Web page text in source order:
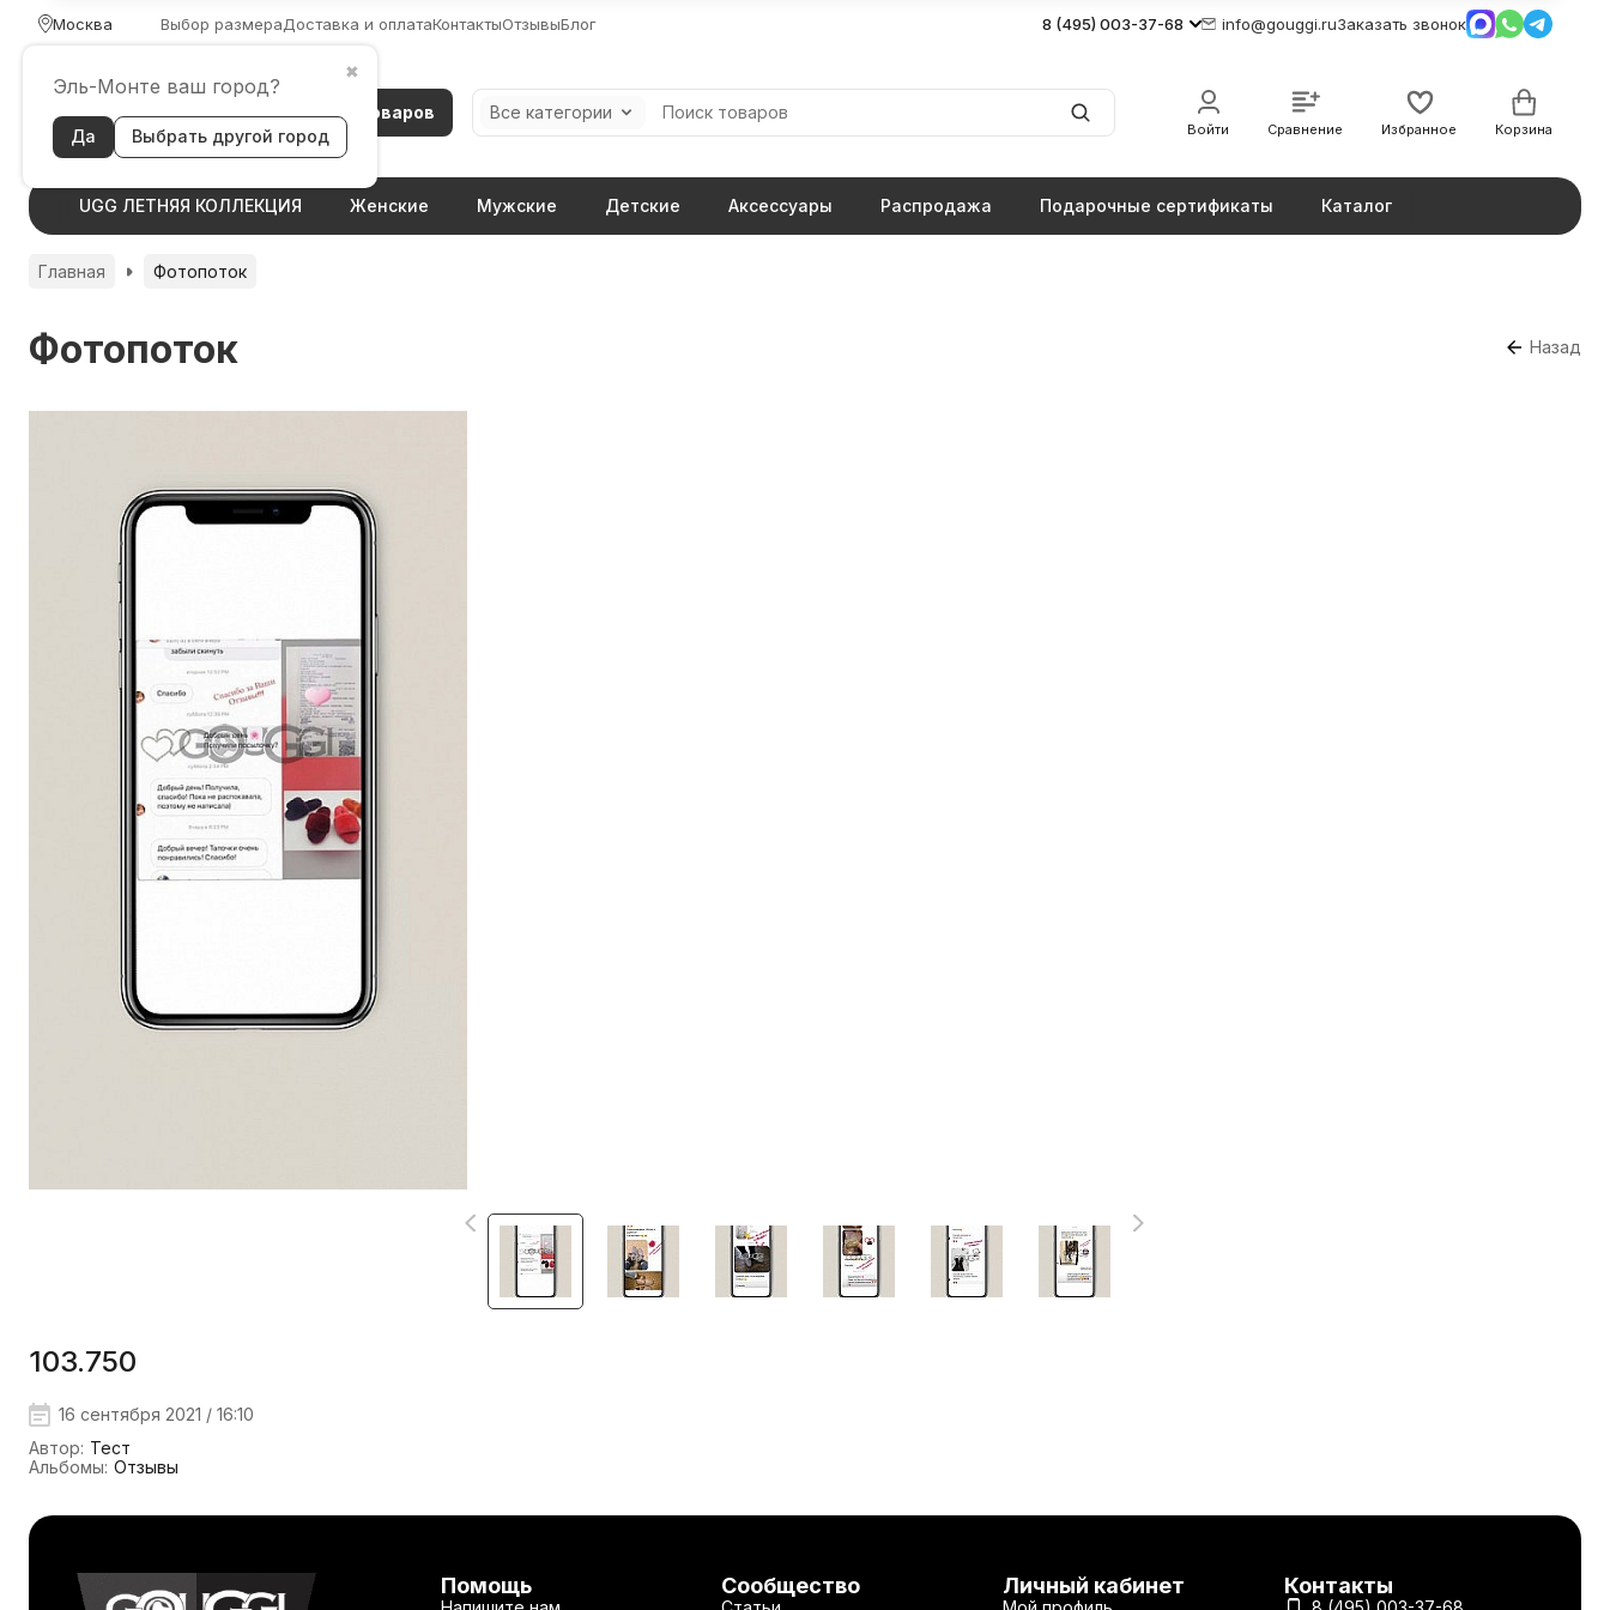
Москва
✖
Эль-Монте ваш город?
Да Выбрать другой город
Выбор размераДоставка и оплатаКонтактыОтзывыБлог 8 (495) 003-37-68 info@gouggi.ruЗаказать звонок
Каталог товаров Все категории
Войти Сравнение Избранное Корзина
UGG ЛЕТНЯЯ КОЛЛЕКЦИЯ Женские Мужские Детские Аксессуары Распродажа Подарочные сертификаты Каталог
Главная Фотопоток
Фотопоток Назад
103.750
16 сентября 2021 / 16:10
Автор: Тест
Альбомы: Отзывы
Помощь Сообщество Личный кабинет Контакты